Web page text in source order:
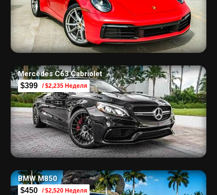
Mercedes C63 Cabriolet
$399 / $2,235 Неделя
BMW M850
$450 / $2,520 Неделя